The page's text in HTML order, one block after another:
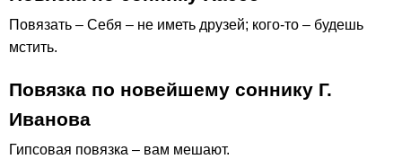
Повязать – Себя – не иметь друзей; кого-то – будешь
мстить.
Повязка по новейшему соннику Г.
Иванова
Гипсовая повязка – вам мешают.